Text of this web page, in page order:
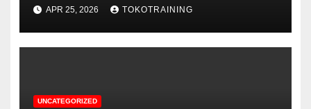
BUSINESS
APR 25, 2026 TOKOTRAINING
UNCATEGORIZED